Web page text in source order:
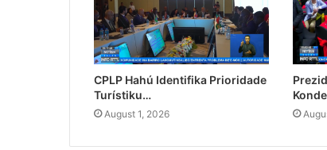
CPLP Hahú Identifika Prioridade
Turístiku…
August 1, 2026